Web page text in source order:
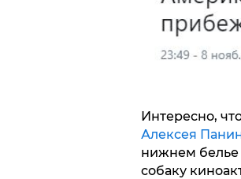
Интересно,
Алексея
нижнем белье
собаку